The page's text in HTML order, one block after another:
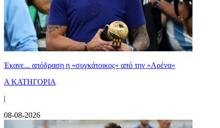
Έκανε... απόδραση η «συγκάτοικος» από την «Αρένα»
Α ΚΑΤΗΓΟΡΙΑ
|
08-08-2026